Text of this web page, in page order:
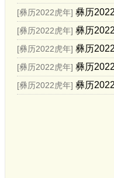
[彝历2022虎年] 彝历
[彝历2022虎年] 彝历
[彝历2022虎年] 彝历
[彝历2022虎年] 彝历
[彝历2022虎年] 彝历